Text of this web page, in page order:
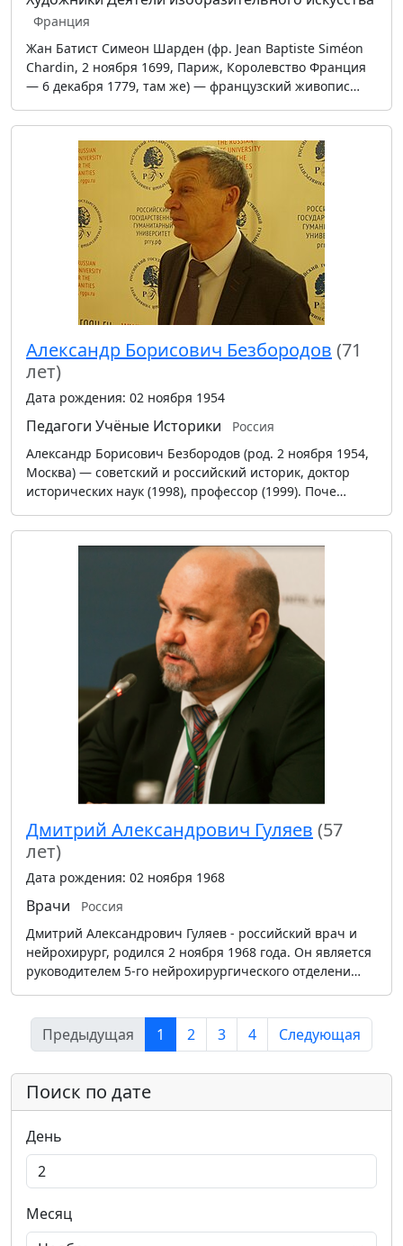
Франция
Жан Батист Симеон Шарден (фр. Jean Baptiste Siméon
Chardin, 2 ноября 1699, Париж, Королевство Франция
— 6 декабря 1779, там же) — французский живопис…
Александр Борисович Безбородов (71
лет)
Дата рождения: 02 ноября 1954
Педагоги Учёные Историки
Россия
Александр Борисович Безбородов (род. 2 ноября 1954,
Москва) — советский и российский историк, доктор
исторических наук (1998), профессор (1999). Поче…
Дмитрий Александрович Гуляев (57
лет)
Дата рождения: 02 ноября 1968
Врачи
Россия
Дмитрий Александрович Гуляев - российский врач и
нейрохирург, родился 2 ноября 1968 года. Он является
руководителем 5-го нейрохирургического отделени…
Предыдущая 1 2 3 4 Следующая
Поиск по дате
День
Месяц